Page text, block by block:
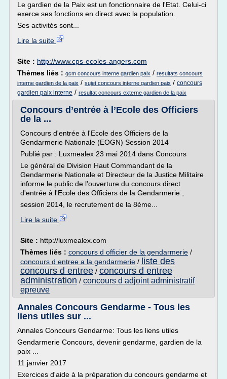
Le gardien de la Paix est un fonctionnaire de l'Etat. Celui-ci
exerce ses fonctions en direct avec la population.
Ses activités sont...
Lire la suite
Site : http://www.cps-ecoles-angers.com
Thèmes liés : qcm concours interne gardien paix / resultats concours
interne gardien de la paix / sujet concours interne gardien paix / concours
gardien paix interne / resultat concours externe gardien de la paix
Concours d’entrée à l’Ecole des Officiers
de la ...
Concours d'entrée à l'Ecole des Officiers de la
Gendarmerie Nationale (EOGN) Session 2014
Publié par : Luxmealex 23 mai 2014 dans Concours
Le général de Division Haut Commandant de la
Gendarmerie Nationale et Directeur de la Justice Militaire
informe le public de l'ouverture du concours direct
d'entrée à l'Ecole des Officiers de la Gendarmerie ,
session 2014, le recrutement de la 8ème...
Lire la suite
Site : http://luxmealex.com
Thèmes liés : concours d officier de la gendarmerie /
concours d entree a la gendarmerie / liste des
concours d entree / concours d entree
administration / concours d adjoint administratif
epreuve
Annales Concours Gendarme - Tous les
liens utiles sur ...
Annales Concours Gendarme: Tous les liens utiles
Gendarmerie Concours, devenir gendarme, gardien de la
paix ...
11 janvier 2017
Exercices d'aide à la préparation du concours gendarme et